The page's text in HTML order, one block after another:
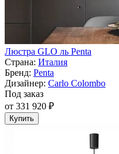
Люстра GLO ль Penta
Страна: Италия
Бренд: Penta
Дизайнер: Carlo Colombo
Под заказ
от 331 920 ₽
Купить